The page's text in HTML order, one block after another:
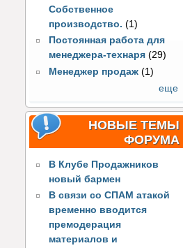
Собственное
производство. (1)
Постоянная работа для
менеджера-технаря (29)
Менеджер продаж (1)
еще
НОВЫЕ ТЕМЫ
ФОРУМА
В Клубе Продажников
новый бармен
В связи со СПАМ атакой
временно вводится
премодерация
материалов и